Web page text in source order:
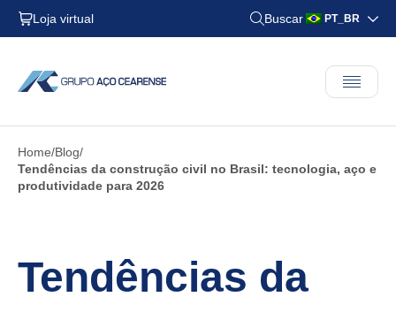
Loja virtual Buscar PT_BR
Home Blog
Tendências da construção civil no Brasil: tecnologia, aço e
produtividade para 2026
Tendências da